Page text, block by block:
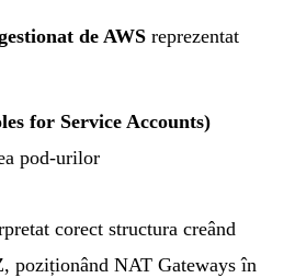
de AWS reprezentat
for Service Accounts)
pod-urilor
corect structura creând
poziționând NAT Gateways în